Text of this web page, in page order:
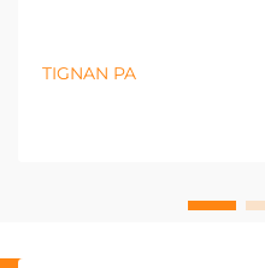
TIGNAN PA